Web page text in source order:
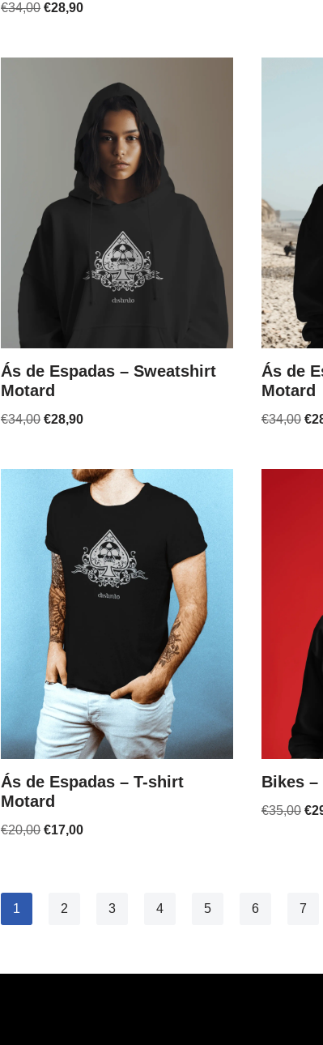
€34,00 €28,90
Ás de Espadas – Sweatshirt
Motard
€34,00 €28,90
Ás de
Motard
€34,00 €
Ás de Espadas – T-shirt
Motard
€20,00 €17,00
Bikes
€35,00 €
1 2 3 4 5 6 7